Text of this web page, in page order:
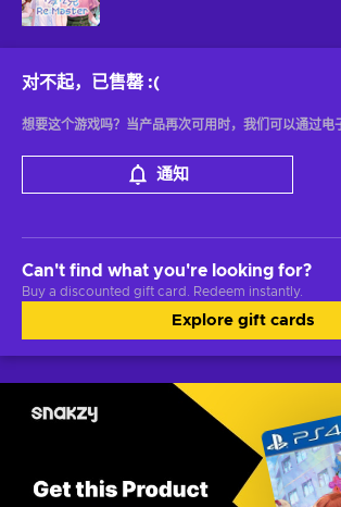
对不起，已售罄 :(
想要这个游戏吗？当产品再次可用时，我们可以通过电
通知
Can't find what you're looking for?
Buy a discounted gift card. Redeem instantly.
Explore gift cards